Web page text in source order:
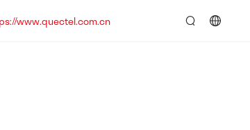
www.quectel.com.cn